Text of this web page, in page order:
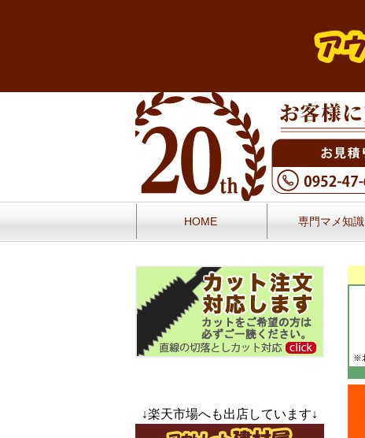
HOME 専門マメ知識
↓楽天市場へも出店しています↓